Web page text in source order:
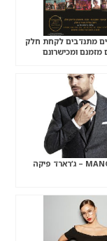
מתנדבים לקחת חלק
מזמנם ומכישרונם